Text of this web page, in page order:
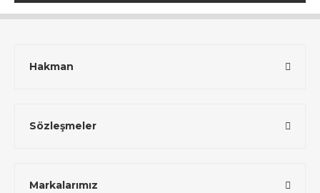
Hakman
Sözleşmeler
Markalarımız